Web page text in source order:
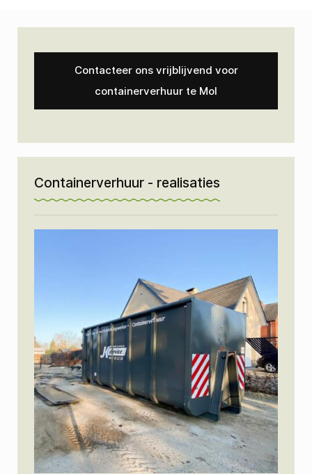
Contacteer ons vrijblijvend voor
containerverhuur te Mol
Containerverhuur - realisaties